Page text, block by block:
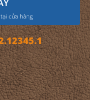
cửa hàng